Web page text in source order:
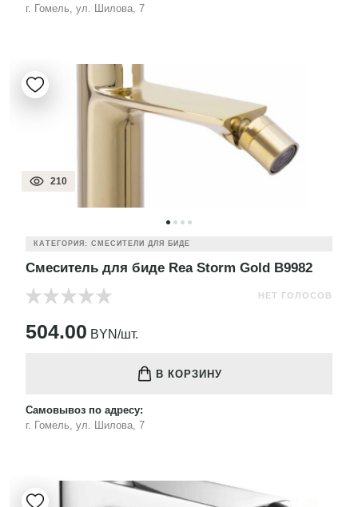
г. Гомель, ул. Шилова, 7
210
КАТЕГОРИЯ: СМЕСИТЕЛИ ДЛЯ БИДЕ
Смеситель для биде Rea Storm Gold B9982
НЕТ ГОЛОСОВ
504.00 BYN/шт.
В КОРЗИНУ
Самовывоз по адресу:
г. Гомель, ул. Шилова, 7